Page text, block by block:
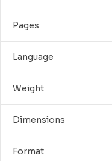
Pages
Language
Weight
Dimensions
Format